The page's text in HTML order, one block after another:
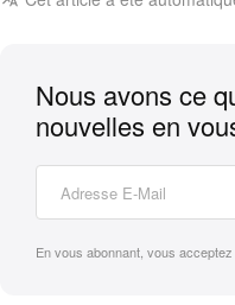
Nous avons ce
nouvelles en
En vous abonnant, vous